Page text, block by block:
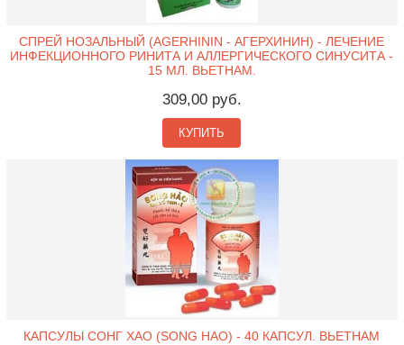
СПРЕЙ НОЗАЛЬНЫЙ (AGERHININ - АГЕРХИНИН) - ЛЕЧЕНИЕ
ИНФЕКЦИОННОГО РИНИТА И АЛЛЕРГИЧЕСКОГО СИНУСИТА -
15 МЛ. ВЬЕТНАМ.
309,00 руб.
КУПИТЬ
КАПСУЛЫ СОНГ ХАО (SONG HAO) - 40 КАПСУЛ. ВЬЕТНАМ